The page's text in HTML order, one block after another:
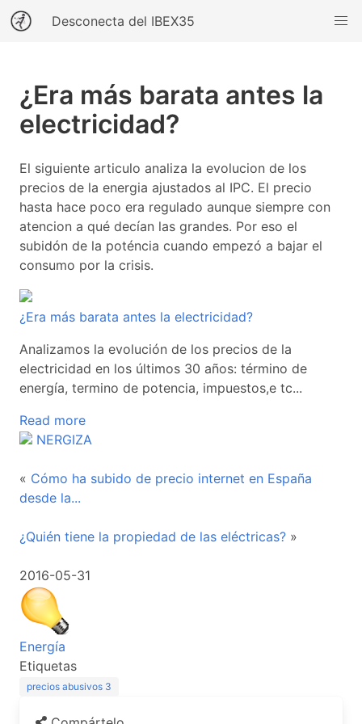
Desconecta del IBEX35
¿Era más barata antes la
electricidad?
El siguiente articulo analiza la evolucion de los
precios de la energia ajustados al IPC. El precio
hasta hace poco era regulado aunque siempre con
atencion a qué decían las grandes. Por eso el
subidón de la poténcia cuando empezó a bajar el
consumo por la crisis.
¿Era más barata antes la electricidad?
Analizamos la evolución de los precios de la
electricidad en los últimos 30 años: término de
energía, termino de potencia, impuestos,e tc...
Read more
NERGIZA
« Cómo ha subido de precio internet en España
desde la...
¿Quién tiene la propiedad de las eléctricas? »
2016-05-31
Energía
Etiquetas
precios abusivos 3